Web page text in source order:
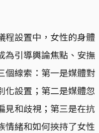
程設置中，女性的身體
為引導輿論焦點、安撫
個線索：第一是媒體對
化設置；第二是媒體忽
見和歧視；第三是在抗
情緒和如何挾持了女性